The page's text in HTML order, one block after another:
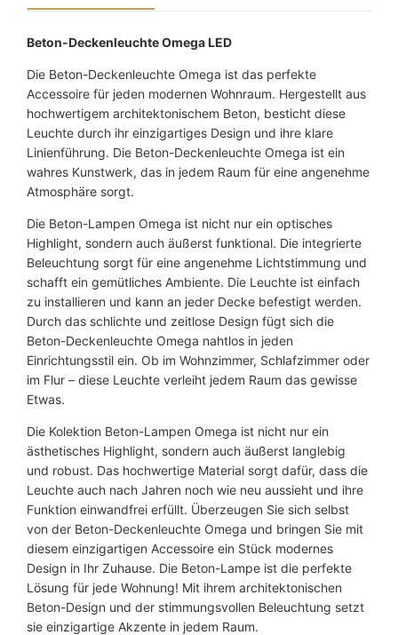
e
m
e
g
a
L
E
D
M
e
n
Beton-Deckenleuchte Omega LED
Die Beton-Deckenleuchte Omega ist das perfekte
Accessoire für jeden modernen Wohnraum. Hergestellt aus
hochwertigem architektonischem Beton, besticht diese
Leuchte durch ihr einzigartiges Design und ihre klare
Linienführung. Die Beton-Deckenleuchte Omega ist ein
wahres Kunstwerk, das in jedem Raum für eine angenehme
Atmosphäre sorgt.
Die Beton-Lampen Omega ist nicht nur ein optisches
Highlight, sondern auch äußerst funktional. Die integrierte
Beleuchtung sorgt für eine angenehme Lichtstimmung und
schafft ein gemütliches Ambiente. Die Leuchte ist einfach
zu installieren und kann an jeder Decke befestigt werden.
Durch das schlichte und zeitlose Design fügt sich die
Beton-Deckenleuchte Omega nahtlos in jeden
Einrichtungsstil ein. Ob im Wohnzimmer, Schlafzimmer oder
im Flur – diese Leuchte verleiht jedem Raum das gewisse
Etwas.
Die Kolektion Beton-Lampen Omega ist nicht nur ein
ästhetisches Highlight, sondern auch äußerst langlebig
und robust. Das hochwertige Material sorgt dafür, dass die
Leuchte auch nach Jahren noch wie neu aussieht und ihre
Funktion einwandfrei erfüllt. Überzeugen Sie sich selbst
von der Beton-Deckenleuchte Omega und bringen Sie mit
diesem einzigartigen Accessoire ein Stück modernes
Design in Ihr Zuhause. Die Beton-Lampe ist die perfekte
Lösung für jede Wohnung! Mit ihrem architektonischen
Beton-Design und der stimmungsvollen Beleuchtung setzt
sie einzigartige Akzente in jedem Raum.